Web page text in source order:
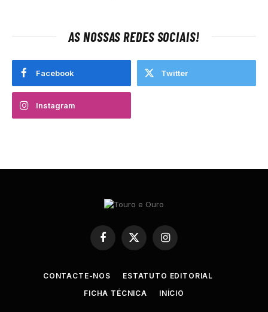
AS NOSSAS REDES SOCIAIS!
Facebook Twitter
Instagram
Facebook
X
(Twitter)
Instagram
CONTACTE-NOS
ESTATUTO EDITORIAL
FICHA TÉCNICA
INÍCIO